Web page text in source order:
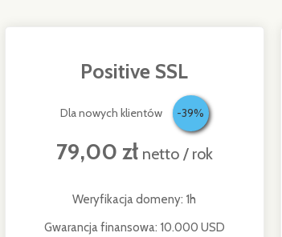
Positive SSL
Dla nowych klientów -39%
79,00 złnetto / rok
Weryfikacja domeny: 1h
Gwarancja finansowa: 10.000 USD